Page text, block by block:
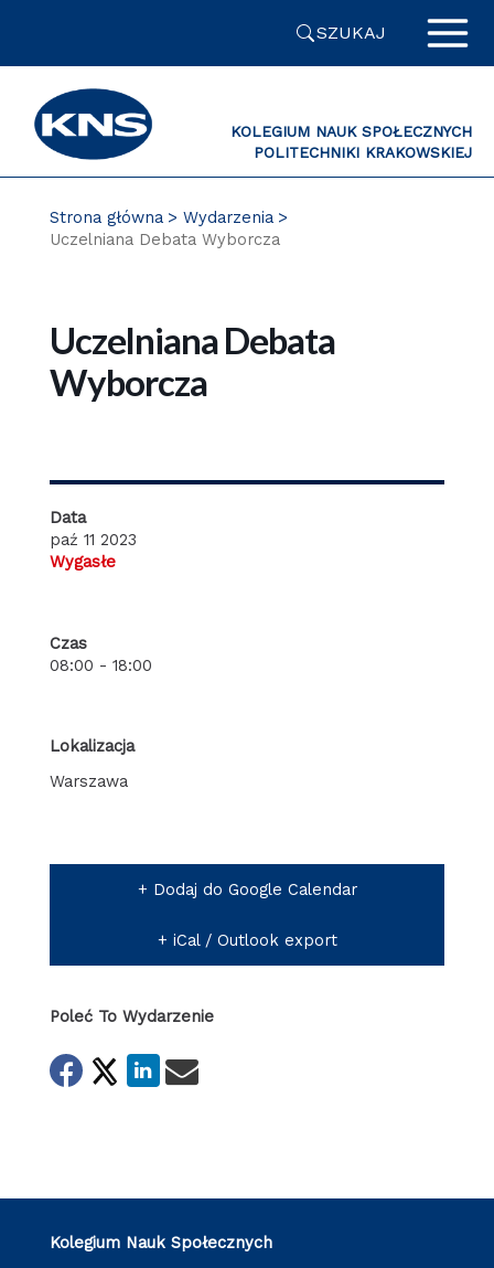
SZUKAJ
KOLEGIUM NAUK SPOŁECZNYCH
POLITECHNIKI KRAKOWSKIEJ
Strona główna
Wydarzenia
Uczelniana Debata Wyborcza
Uczelniana Debata
Wyborcza
Data
paź 11 2023
Wygasłe
Czas
08:00 - 18:00
Lokalizacja
Warszawa
+ Dodaj do Google Calendar
+ iCal / Outlook export
Poleć To Wydarzenie
Kolegium Nauk Społecznych